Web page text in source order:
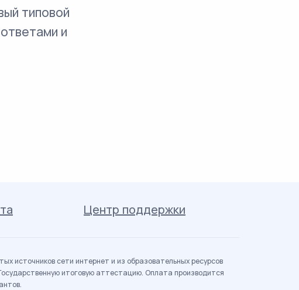
типовой
и
Центр поддержки
источников сети интернет и из образовательных ресурсов
итоговую аттестацию. Оплата производится